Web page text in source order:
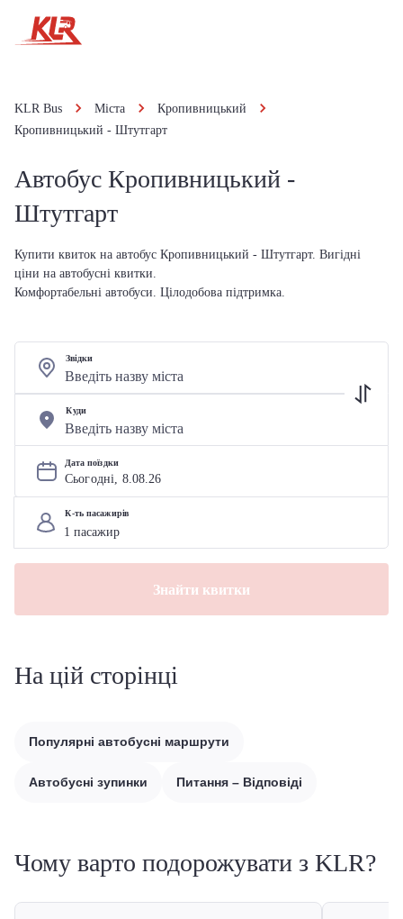
KLR Bus Міста
Кропивницький
Кропивницький - Штутгарт
Автобус Кропивницький -
Штутгарт
Купити квиток на автобус Кропивницький - Штутгарт. Вигідні
ціни на автобусні квитки.
Комфортабельні автобуси. Цілодобова підтримка.
Звідки
Куди
Дата поїздки
Сьогодні, 8.08.26
К-ть пасажирів
Знайти квитки
На цій сторінці
Популярні автобусні маршрути
Автобусні зупинки Питання – Відповіді
Чому варто подорожувати з KLR?